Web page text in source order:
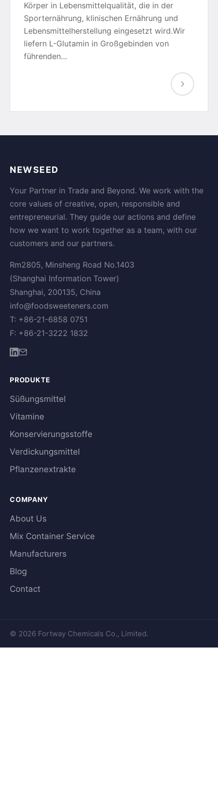
Körper in Lebensmittelqualität, die in der
Sporternährung, klinischen Ernährung und
Lebensmittelherstellung eingesetzt wird.Wir
liefern L-Glutamin in Großgebinden von
führenden…
NEWSEED
Your Partner in Trade and Beyond. We work with the
core values of creative, open, responsible and
entrepreneurial. They guide our actions and define
how we want to work together as a team, with our
customers and our partners.
Rm2805, Minsheng Road No.1403
(Shanghai Information Tower)
Shanghai, 200135, China
info@foodsweeteners.com
T: +86-21-6858 0751
F: +86-21-3222 1832
PRODUKTE
Süßungsmittel
Vitamine
Konservierungsstoffe
Verdickungsmittel
Pflanzenextrakte
COMPANY
About Us
Mix Container Service
Manufacturers
Blog
Contact
© 2026 Fortway Chemicals Co., Limited.